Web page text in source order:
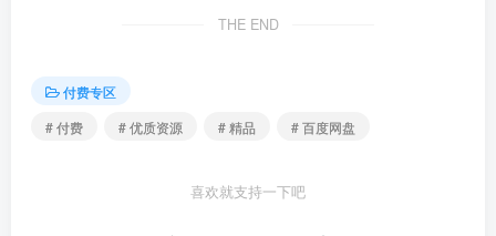
THE END
付费专区
# 付费
# 优质资源 # 精品 # 百度网盘
喜欢就支持一下吧